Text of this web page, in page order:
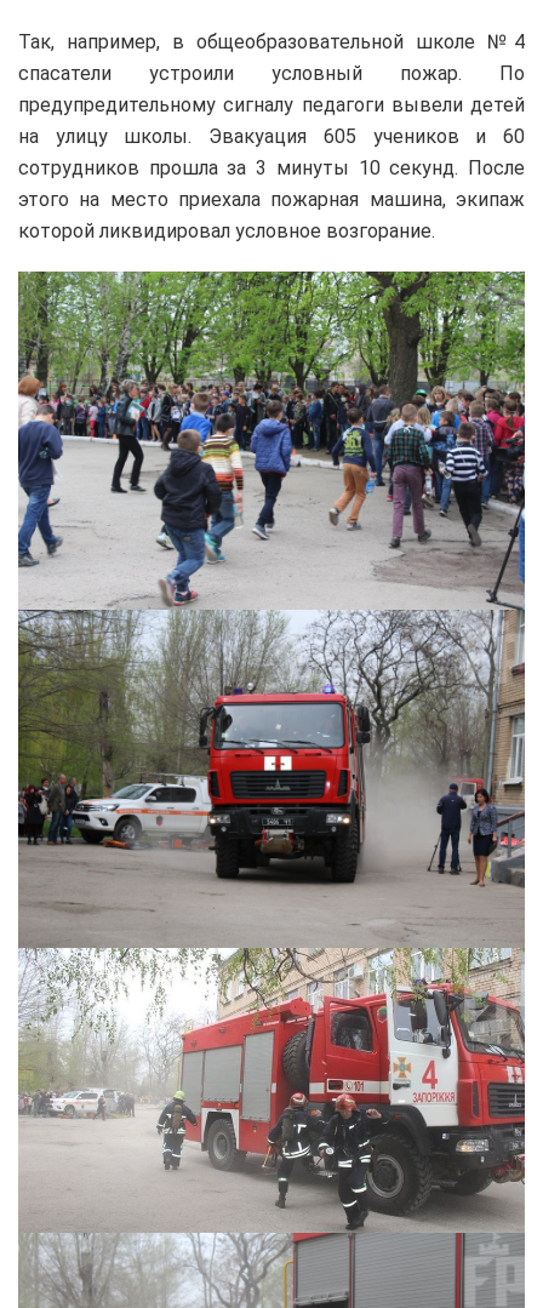
Так, например, в общеобразовательной школе №4
спасатели устроили условный пожар. По
предупредительному сигналу педагоги вывели детей
на улицу школы. Эвакуация 605 учеников и 60
сотрудников прошла за 3 минуты 10 секунд. После
этого на место приехала пожарная машина, экипаж
которой ликвидировал условное возгорание.